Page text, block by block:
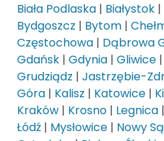
Biała Podlaska | Białystok |
Bydgoszcz | Bytom |
Częstochowa | Dąbrowa
Gdańsk | Gdynia | Gliwice |
Grudziądz | Jastrzębie-
Góra | Kalisz | Katowice |
Kraków | Krosno | Legnica |
Łódź | Mysłowice | Nowy